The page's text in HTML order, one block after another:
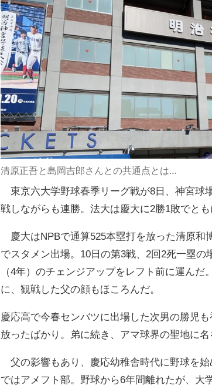
清原正吾と島岡吉郎さんとの共通点とは…
東京六大学野球春季リーグ戦が8日、神宮球
戦しながらも連勝。法大は慶大に2勝1敗でとも
慶大はNPBで通算525本塁打を放った清原和
でスタメン出場。10日の第3戦、2回2死一塁
（4年）のチェンジアップをレフト前に運ん
に、観戦した父の顔もほころんだ。
慶応高で今春センバツに出場した次男の勝児
放ったばかり。弟に続き、アマ球界の聖地に名
父の影響もあり、慶応幼稚舎時代に野球を
ではアメフト部。野球から6年間離れたが、大